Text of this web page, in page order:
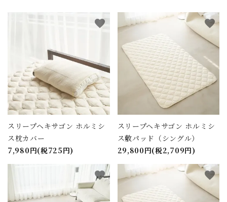
スリープヘキサゴン ホルミシ
ス枕カバー
7,980円(税725円)
favorite
スリープヘキサゴン ホルミシ
ス敷パッド（シングル）
29,800円(税2,709円)
favorite
favorite favorite